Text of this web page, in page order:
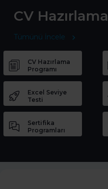
CV Hazırlama
Tümünü İncele
CV Hazırlama
Programı
Excel Seviye
Testi
Sertifika
Programları